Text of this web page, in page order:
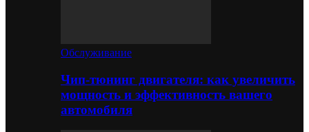
Обслуживание
Чип-тюнинг двигателя: как увеличить
мощность и эффективность вашего
автомобиля